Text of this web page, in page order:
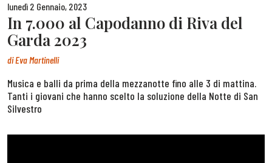
lunedì 2 Gennaio, 2023
In 7.000 al Capodanno di Riva del
Garda 2023
diEva Martinelli
Musica e balli da prima della mezzanotte fino alle 3 di mattina.
Tanti i giovani che hanno scelto la soluzione della Notte di San
Silvestro